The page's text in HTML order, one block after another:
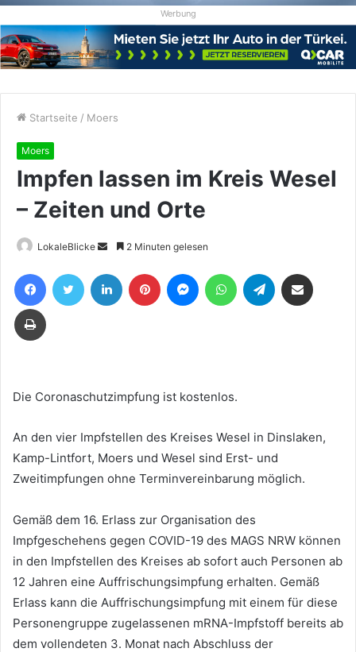
Werbung
Startseite / Moers
Moers
Impfen lassen im Kreis Wesel
– Zeiten und Orte
LokaleBlicke
Sende
eine
E-
2 Minuten gelesen
FacebookTwitter LinkedIn Pinterest MessengerWhatsAppTelegram
Drucken
Die Coronaschutzimpfung ist kostenlos.
An den vier Impfstellen des Kreises Wesel in Dinslaken,
Kamp-Lintfort, Moers und Wesel sind Erst- und
Zweitimpfungen ohne Terminvereinbarung möglich.
Gemäß dem 16. Erlass zur Organisation des
Impfgeschehens gegen COVID-19 des MAGS NRW können
in den Impfstellen des Kreises ab sofort auch Personen ab
12 Jahren eine Auffrischungsimpfung erhalten. Gemäß
Erlass kann die Auffrischungsimpfung mit einem für diese
Personengruppe zugelassenen mRNA-Impfstoff bereits ab
dem vollendeten 3. Monat nach Abschluss der